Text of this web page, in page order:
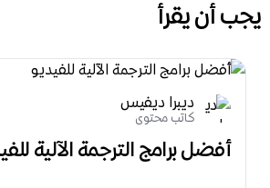
يجب أن يقرأ
ديبرا ديفيس
كاتب محتوى
أفضل برامج الترجمة الآلية